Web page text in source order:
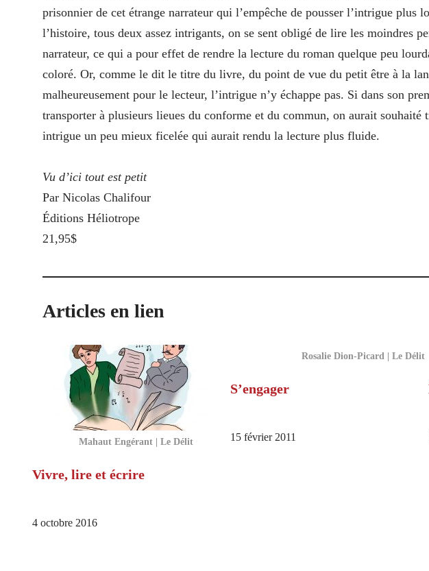
prisonnier de cet étrange narrateur qui l’empêche de pousser l’intrigue plus
l’histoire, tous deux assez intrigants, on se sent obligé de lire les moindres
narrateur, ce qui a pour effet de rendre la lecture du roman quelque peu
coloré. Or, comme le dit le titre du livre, du point de vue du petit être à la
malheureusement pour le lecteur, l’intrigue n’y échappe pas. Si dans son
transporter à plusieurs lieues du conforme et du commun, on aurait souhaité
intrigue un peu mieux ficelée qui aurait rendu la lecture plus fluide.
Vu d’ici tout est petit
Par Nicolas Chalifour
Éditions Héliotrope
21,95$
Articles en lien
Mahaut Engérant | Le Délit
Vivre, lire et écrire
4 octobre 2016
Rosalie Dion-Picard | Le Délit
S’engager
15 février 2011